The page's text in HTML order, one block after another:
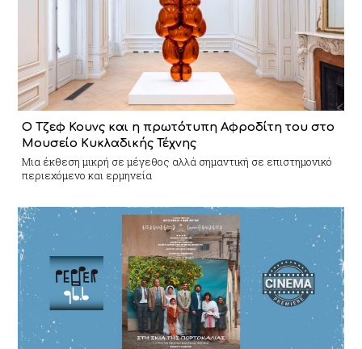
Ο Τζεφ Κουνς και η πρωτότυπη Αφροδίτη του στο
Μουσείο Κυκλαδικής Τέχνης
Mια έκθεση μικρή σε μέγεθος αλλά σημαντική σε επιστημονικό
περιεχόμενο και ερμηνεία